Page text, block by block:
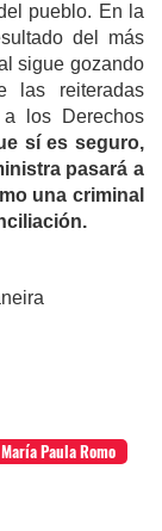
pueblo. En la
del más
sigue gozando
las reiteradas
a los Derechos
sí es seguro,
pasará a
una criminal
María Paula Romo